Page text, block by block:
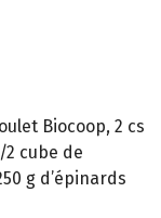
Biocoop, 2 cs
2 cube de
g d’épinards